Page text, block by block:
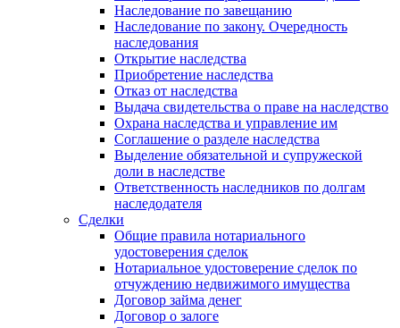
Наследование по завещанию
Наследование по закону. Очередность
наследования
Открытие наследства
Приобретение наследства
Отказ от наследства
Выдача свидетельства о праве на наследство
Охрана наследства и управление им
Соглашение о разделе наследства
Выделение обязательной и супружеской
доли в наследстве
Ответственность наследников по долгам
наследодателя
Сделки
Общие правила нотариального
удостоверения сделок
Нотариальное удостоверение сделок по
отчуждению недвижимого имущества
Договор займа денег
Договор о залоге